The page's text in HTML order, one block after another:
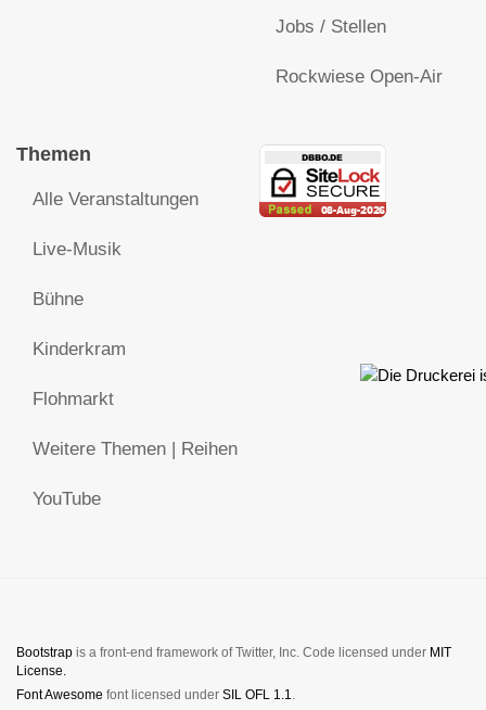
Jobs / Stellen
Rockwiese Open-Air
Themen
Alle Veranstaltungen
Live-Musik
Bühne
Kinderkram
Flohmarkt
Weitere Themen | Reihen
YouTube
Bootstrap is a front-end framework of Twitter, Inc. Code licensed under MIT
License.
Font Awesome font licensed under SIL OFL 1.1